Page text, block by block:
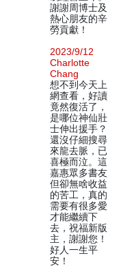
謝謝周博士及
熱心朋友的辛
勞貢獻！
2023/9/12
Charlotte
Chang
想不到今天上
網查看，好讀
竟然復活了，
是哪位神仙壯
士伸出援手？
還沒仔細搜尋
來龍去脈，已
喜極而泣。這
嘉惠眾多書友
但卻無啥收益
的苦工，真的
需要有很多愛
才能繼續下
去，祝福新版
主，謝謝您！
好人一生平
安！